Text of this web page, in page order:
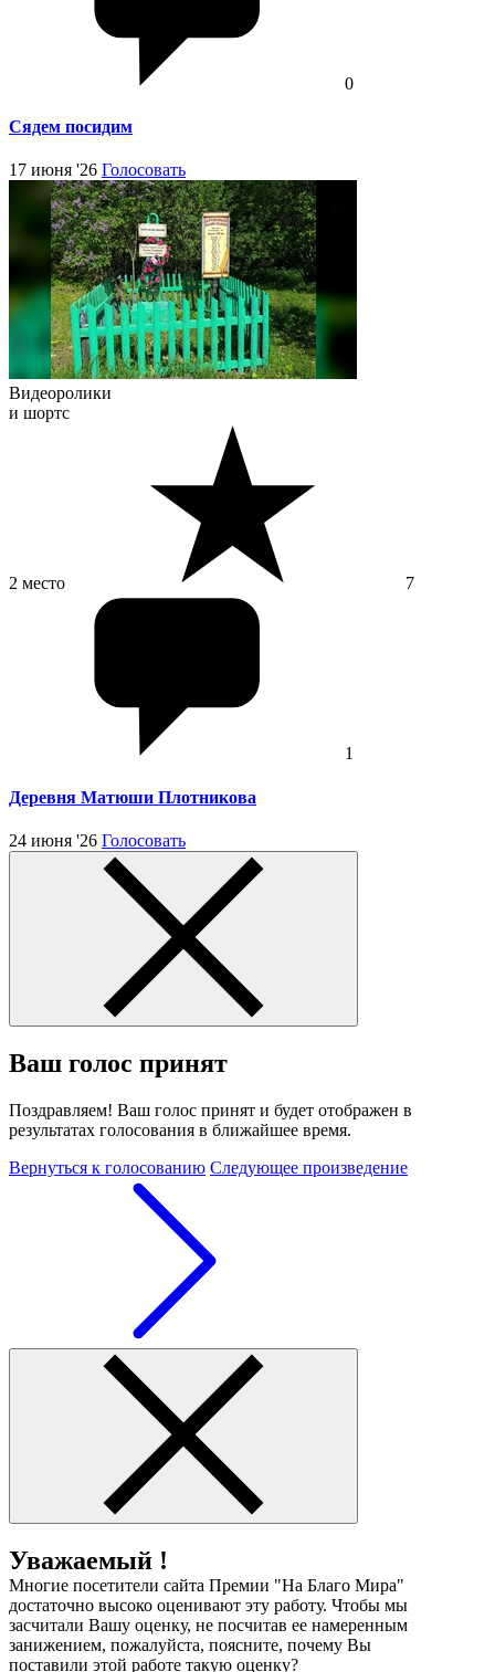
0
Сядем посидим
17 июня '26 Голосовать
Видеоролики
и шортс
2 место 7
1
Деревня Матюши Плотникова
24 июня '26 Голосовать
Ваш голос принят
Поздравляем! Ваш голос принят и будет отображен в
результатах голосования в ближайшее время.
Вернуться к голосованию Следующее произведение
Уважаемый !
Многие посетители сайта Премии "На Благо Мира"
достаточно высоко оценивают эту работу. Чтобы мы
засчитали Вашу оценку, не посчитав ее намеренным
занижением, пожалуйста, поясните, почему Вы
поставили этой работе такую оценку?